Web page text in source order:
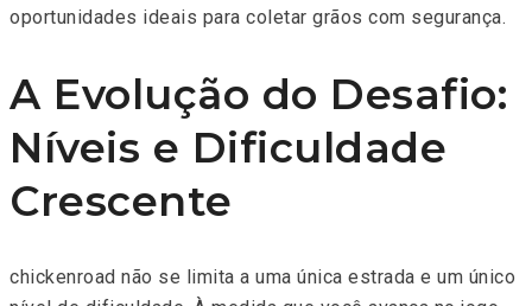
oportunidades ideais para coletar grãos com segurança.
A Evolução do Desafio:
Níveis e Dificuldade
Crescente
chickenroad não se limita a uma única estrada e um único